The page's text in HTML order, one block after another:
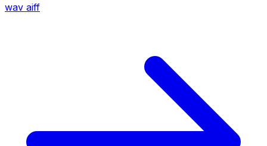
wav aiff